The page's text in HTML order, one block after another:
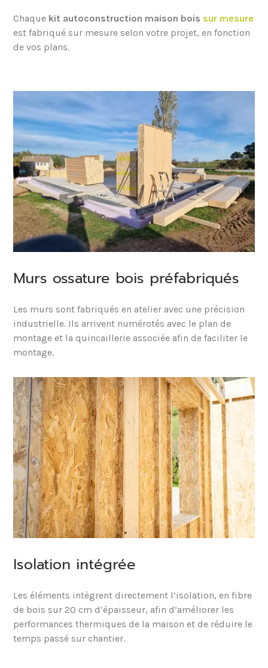
Chaque kit autoconstruction maison bois sur mesure
est fabriqué sur mesure selon votre projet, en fonction
de vos plans.
Murs ossature bois préfabriqués
Les murs sont fabriqués en atelier avec une précision
industrielle. Ils arrivent numérotés avec le plan de
montage et la quincaillerie associée afin de faciliter le
montage.
Isolation intégrée
Les éléments intègrent directement l’isolation, en fibre
de bois sur 20 cm d’épaisseur, afin d’améliorer les
performances thermiques de la maison et de réduire le
temps passé sur chantier.